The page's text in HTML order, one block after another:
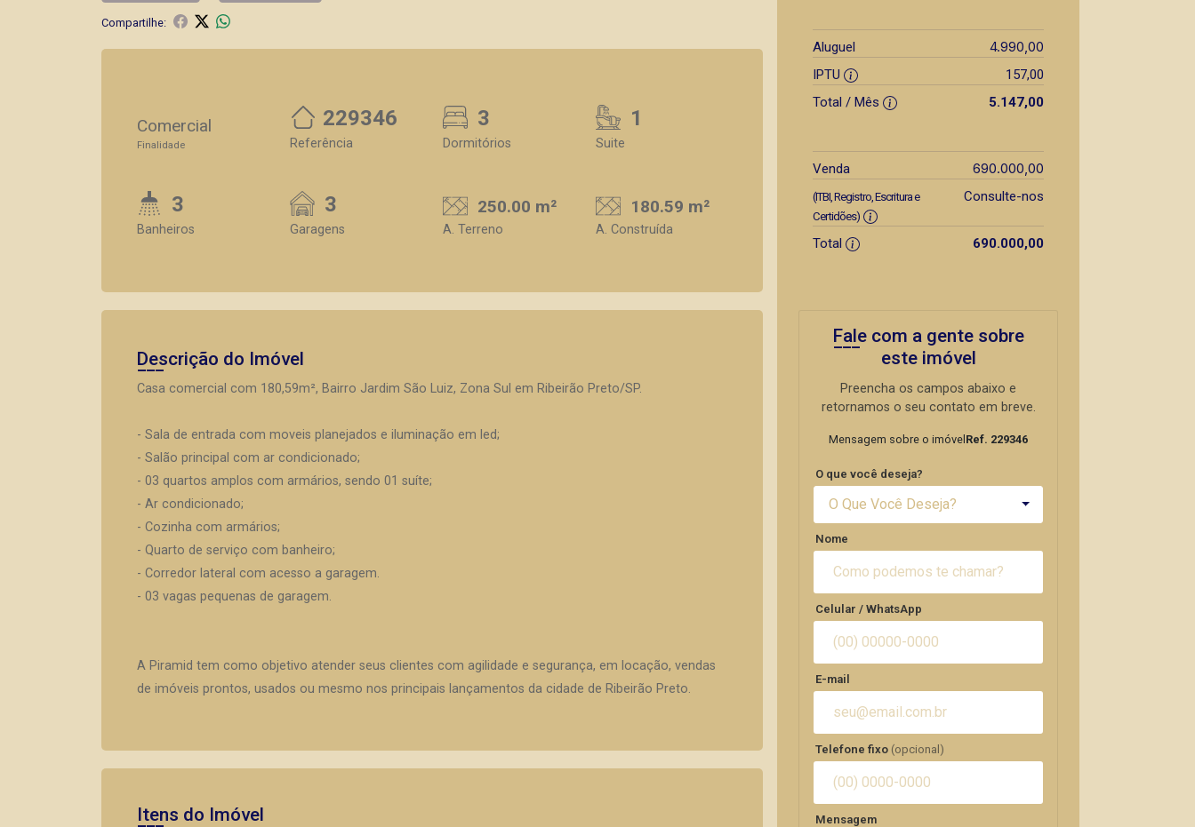
Compartilhe:
Comercial
Finalidade
229346
Referência
3
Dormitórios
1
Suite
3
Banheiros
3
Garagens
250.00 m²
A. Terreno
180.59 m²
A. Construída
Descrição do Imóvel
Casa comercial com 180,59m², Bairro Jardim São Luiz, Zona Sul em Ribeirão Preto/SP.
- Sala de entrada com moveis planejados e iluminação em led;
- Salão principal com ar condicionado;
- 03 quartos amplos com armários, sendo 01 suíte;
- Ar condicionado;
- Cozinha com armários;
- Quarto de serviço com banheiro;
- Corredor lateral com acesso a garagem.
- 03 vagas pequenas de garagem.
A Piramid tem como objetivo atender seus clientes com agilidade e segurança, em locação, vendas
de imóveis prontos, usados ou mesmo nos principais lançamentos da cidade de Ribeirão Preto.
Itens do Imóvel
Aluguel 4.990,00
IPTU
157,00
Total / Mês
5.147,00
Venda 690.000,00
(ITBI, Registro, Escritura e
Certidões)
Consulte-nos
Total 690.000,00
Fale com a gente sobre
este imóvel
Preencha os campos abaixo e
retornamos o seu contato em breve.
Mensagem sobre o imóvel Ref. 229346
O que você deseja?
O Que Você Deseja?
Nome
Celular / WhatsApp
E-mail
Telefone fixo (opcional)
Mensagem